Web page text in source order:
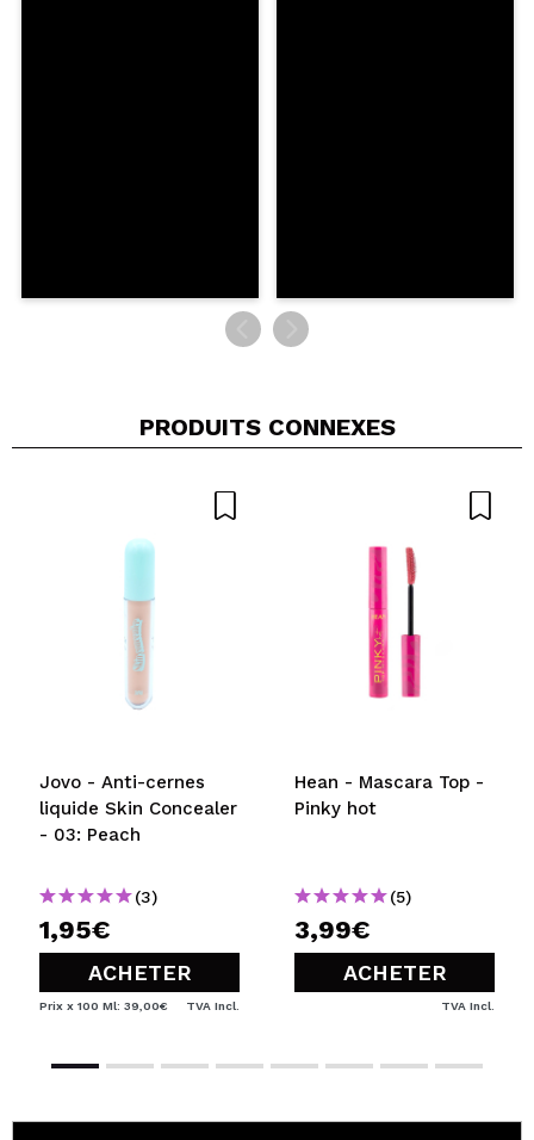
PRODUITS CONNEXES
Jovo - Anti-cernes
liquide Skin Concealer
- 03: Peach
(3)
1,95€
ACHETER
Prix x 100 Ml: 39,00€ TVA Incl.
Hean - Mascara Top -
Pinky hot
(5)
3,99€
ACHETER
TVA Incl.